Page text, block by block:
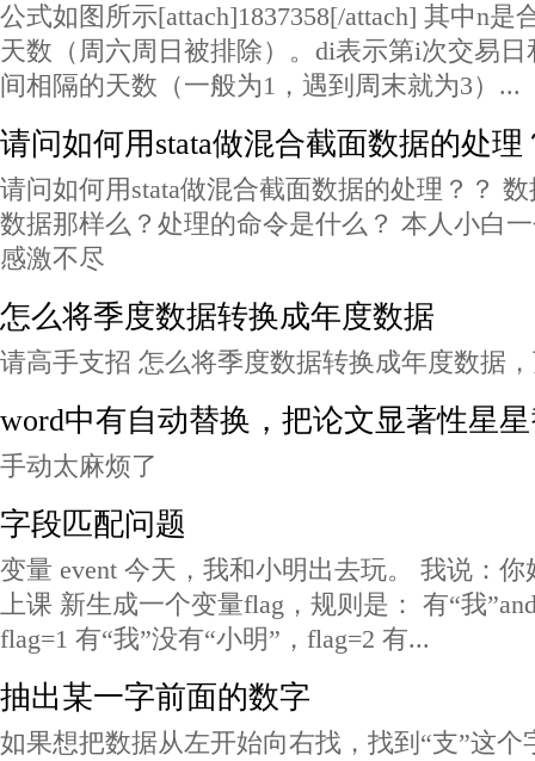
公式如图所示[attach]1837358[/attach] 其中n是
天数（周六周日被排除）。di表示第i次交易
间相隔的天数（一般为1，遇到周末就为3）...
请问如何用stata做混合截面数据的处理
请问如何用stata做混合截面数据的处理？？
数据那样么？处理的命令是什么？ 本人小白
感激不尽
怎么将季度数据转换成年度数据
请高手支招 怎么将季度数据转换成年度数据
word中有自动替换，把论文显著性星
手动太麻烦了
字段匹配问题
变量 event 今天，我和小明出去玩。 我说：
上课 新生成一个变量flag，规则是： 有“我
flag=1 有“我”没有“小明”，flag=2 有...
抽出某一字前面的数字
如果想把数据从左开始向右找，找到“支”这个